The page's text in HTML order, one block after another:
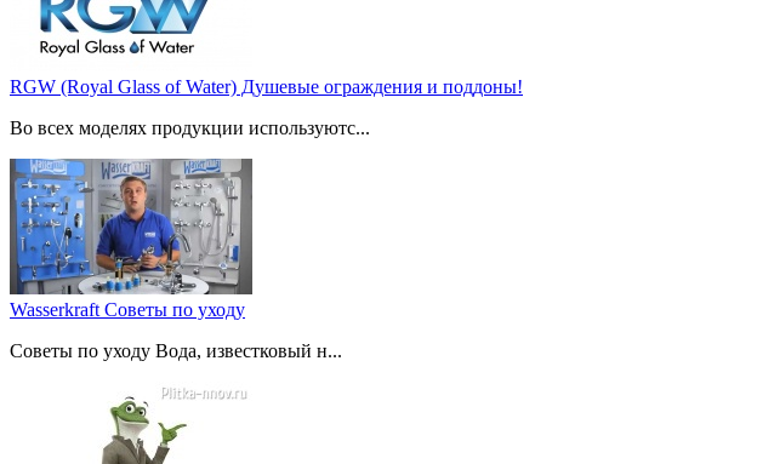
RGW (Royal Glass of Water) Душевые ограждения и поддоны!
Во всех моделях продукции используютс...
Wasserkraft Советы по уходу
Советы по уходу Вода, известковый н...